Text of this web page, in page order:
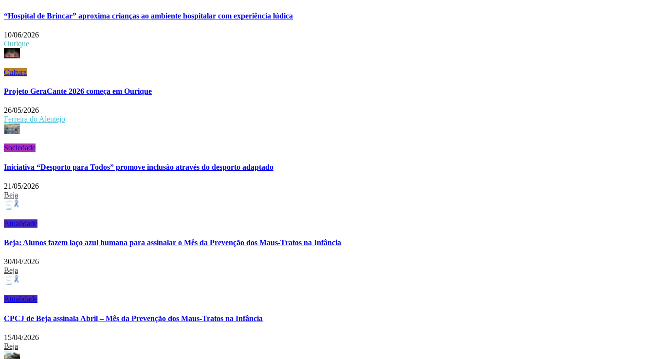
“Hospital de Brincar” aproxima crianças ao ambiente hospitalar com experiência lúdica
10/06/2026
Ourique
Cultura
Projeto GeraCante 2026 começa em Ourique
26/05/2026
Ferreira do Alentejo
Sociedade
Iniciativa “Desporto para Todos” promove inclusão através do desporto adaptado
21/05/2026
Beja
Atualidade
Beja: Alunos fazem laço azul humana para assinalar o Mês da Prevenção dos Maus-Tratos na Infância
30/04/2026
Beja
Atualidade
CPCJ de Beja assinala Abril – Mês da Prevenção dos Maus-Tratos na Infância
15/04/2026
Beja